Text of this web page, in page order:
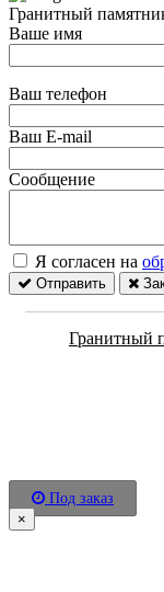
Гранитный
Ваше имя
Ваш телефон
Ваш E-mail
Сообщение
Я согласен на
Отправить
Гранитный
Под заказ
×